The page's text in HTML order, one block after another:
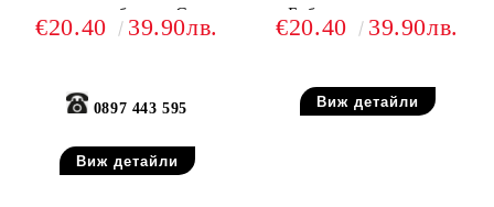
текстилни обувки, Сини с
динозаври
€20.40 39.90лв.
0897 443 595
Виж детайли
Бебешки текстилни
обувки, Сив анимал принт
€20.40 39.90лв.
Виж детайли